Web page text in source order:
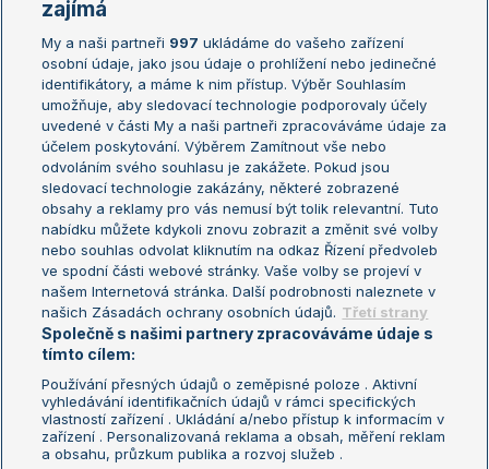
Žebříček ATP (muži)
Žebříček WTA (ženy)
Sázkařský žebříček
Australian Open
French Open
Wimbledon
US Open
Turnaj mistrů
Turnaj mistryň
Aktualní trendy
Fotbalové přestupy
Livesport Daily
LS Prague Open
Podmínky užití
Nastavení soukromí
GDPR a žurnalistika
Reklama
Informace o zpracování osobních
zajímá
My a naši partneři 997 ukládáme do vašeho zařízení
osobní údaje, jako jsou údaje o prohlížení nebo jedinečné
identifikátory, a máme k nim přístup. Výběr Souhlasím
umožňuje, aby sledovací technologie podporovaly účely
uvedené v části My a naši partneři zpracováváme údaje za
účelem poskytování. Výběrem Zamítnout vše nebo
odvoláním svého souhlasu je zakážete. Pokud jsou
sledovací technologie zakázány, některé zobrazené
obsahy a reklamy pro vás nemusí být tolik relevantní. Tuto
nabídku můžete kdykoli znovu zobrazit a změnit své volby
nebo souhlas odvolat kliknutím na odkaz Řízení předvoleb
ve spodní části webové stránky. Vaše volby se projeví v
našem Internetová stránka. Další podrobnosti naleznete v
našich Zásadách ochrany osobních údajů. Třetí strany
Společně s našimi partnery zpracováváme údaje s
tímto cílem:
Používání přesných údajů o zeměpisné poloze . Aktivní
vyhledávání identifikačních údajů v rámci specifických
vlastností zařízení . Ukládání a/nebo přístup k informacím v
zařízení . Personalizovaná reklama a obsah, měření reklam
a obsahu, průzkum publika a rozvoj služeb .